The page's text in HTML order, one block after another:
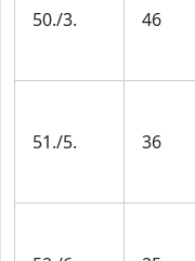
50./3. 46
51./5. 36